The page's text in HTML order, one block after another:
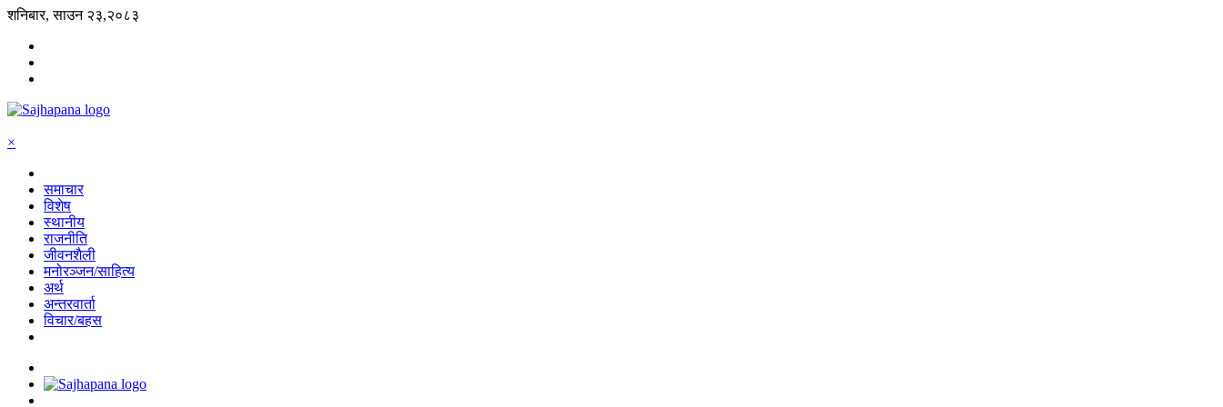
शनिबार, साउन २३,२०८३
×
समाचार
विशेष
स्थानीय
राजनीति
जीवनशैली
मनोरञ्जन/साहित्य
अर्थ
अन्तरवार्ता
विचार/बहस